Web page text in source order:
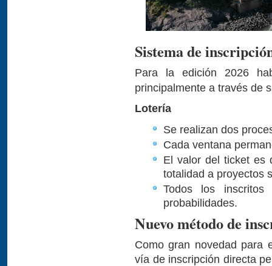
Sistema de
Para la edición 2026
principalmente a través de
Lotería
Se realizan dos
Cada ventana
El valor del ticket es
totalidad a proyectos
Todos los
probabilidades.
Nuevo método de
Como gran novedad para
vía de inscripción directa